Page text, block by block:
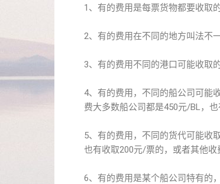
1、有的费用是每票货物都要收取
2、有的费用在不同的地方叫法不
3、有的费用不同的港口可能收取
4、有的费用，不同的船公司可能
费大多数船公司都是450元/BL，也
5、有的费用，不同的货代可能收
也有收取200元/票的，或者其他收
6、有的费用是某个船公司特有的